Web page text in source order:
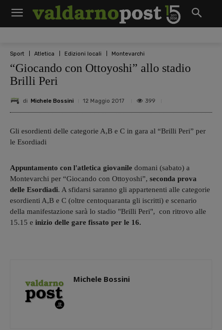
Sport Atletica Edizioni locali Montevarchi
“Giocando con Ottoyoshi” allo stadio
Brilli Peri
di Michele Bossini 12 Maggio 2017 399
Gli esordienti delle categorie A,B e C in gara al “Brilli Peri” per
le Esordiadi
Appuntamento con l'atletica giovanile domani (sabato) a
Montevarchi per “Giocando con Ottoyoshi”, seconda prova
delle Esordiadi. A sfidarsi saranno gli appartenenti alle categorie
esordienti A,B e C (oltre centoquaranta gli iscritti) e scenario
della manifestazione sarà lo stadio "Brilli Peri", con ritrovo alle
15.15 e inizio delle gare fissato per le 16.
Michele Bossini